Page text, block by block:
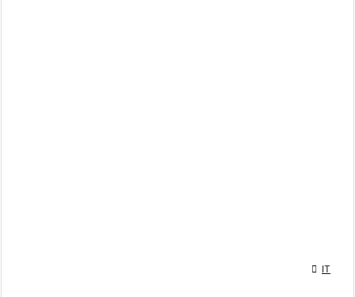
 IT